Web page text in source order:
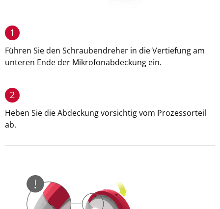
1
Führen Sie den Schraubendreher in die Vertiefung am
unteren Ende der Mikrofonabdeckung ein.
2
Heben Sie die Abdeckung vorsichtig vom Prozessorteil
ab.